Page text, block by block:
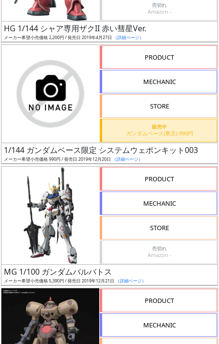
再
引
売切れ
Amazon -
HG 1/144 シャア専用ザクII 赤い彗星Ver.
メーカー希望小売価格 2,200円 / 発売日 2019年4月27日 （詳細ページ）
PRODUCT
MECHANIC
STORE
販売中
ガンダムベース(東京) 990円
1/144 ガンダムベース限定 システムウェポンキット003
メーカー希望小売価格 990円 / 発売日 2019年12月20日 （詳細ページ）
PRODUCT
MECHANIC
STORE
売切れ
Amazon -
MG 1/100 ガンダムバルバトス
メーカー希望小売価格 5,390円 / 発売日 2019年12月21日 （詳細ページ）
PRODUCT
MECHANIC